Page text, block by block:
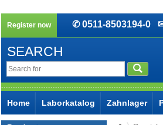
Register now ✆ 0511-8503194-0 ✉
SEARCH
Home Laborkatalog Zahnlager